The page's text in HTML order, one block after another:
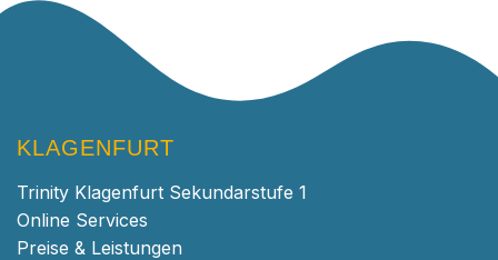
KLAGENFURT
Trinity Klagenfurt Sekundarstufe 1
Online Services
Preise & Leistungen